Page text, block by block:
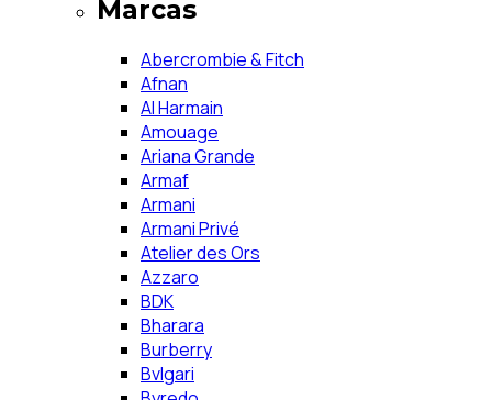
Marcas
Abercrombie & Fitch
Afnan
Al Harmain
Amouage
Ariana Grande
Armaf
Armani
Armani Privé
Atelier des Ors
Azzaro
BDK
Bharara
Burberry
Bvlgari